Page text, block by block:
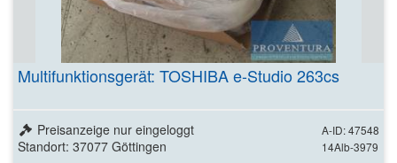
Multifunktionsgerät: TOSHIBA e-Studio 263cs
A-ID: 47548
14Alb-3979
Preisanzeige nur eingeloggt
Standort: 37077 Göttingen